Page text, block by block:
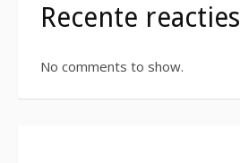
Recente reacties
No comments to show.